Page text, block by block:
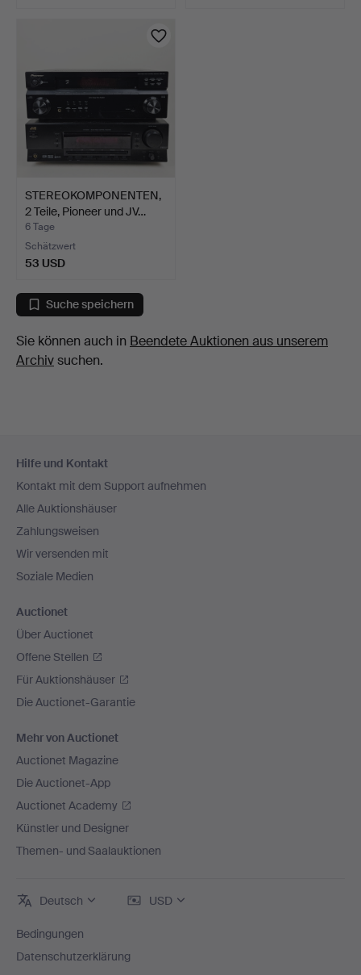
STEREOKOMPONENTEN,
2 Teile, Pioneer und JV…
6 Tage
Schätzwert
53 USD
Suche speichern
Sie können auch in Beendete Auktionen aus unserem
Archivsuchen.
Navigation
Hilfe und Kontakt
Kontakt mit dem Support aufnehmen
Alle Auktionshäuser
Zahlungsweisen
Wir versenden mit
Soziale Medien
Auctionet
Über Auctionet
Offene Stellen
Für Auktionshäuser
Die Auctionet-Garantie
Mehr von Auctionet
Auctionet Magazine
Die Auctionet-App
Auctionet Academy
Künstler und Designer
Themen- und Saalauktionen
Deutsch USD
Bedingungen
Datenschutzerklärung